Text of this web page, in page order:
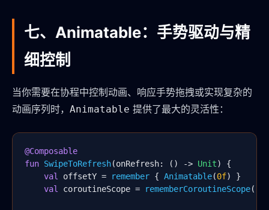
七、Animatable：手势驱动与精
细控制
当你需要在协程中控制动画、响应手势拖拽或实现复杂的
动画序列时， Animatable 提供了最大的灵活性：
@Composable
fun SwipeToRefresh(onRefresh: () -> Unit) {
val
offsetY = remember { Animatable(0f) }
val
coroutineScope = rememberCoroutineScope()